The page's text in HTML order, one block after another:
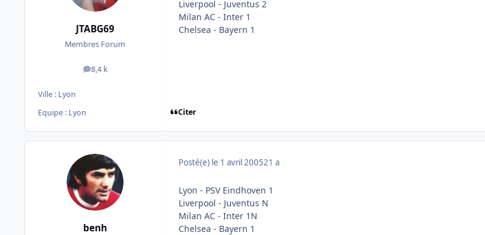
JTABG69
Membres Forum
8,4 k
messages
Ville : Lyon
Equipe : Lyon
Liverpool - Juventus 2
Milan AC - Inter 1
Chelsea - Bayern 1
Citer
benh
Posté(e) le 1 avril 200521 a
Lyon - PSV Eindhoven 1
Liverpool - Juventus N
Milan AC - Inter 1N
Chelsea - Bayern 1